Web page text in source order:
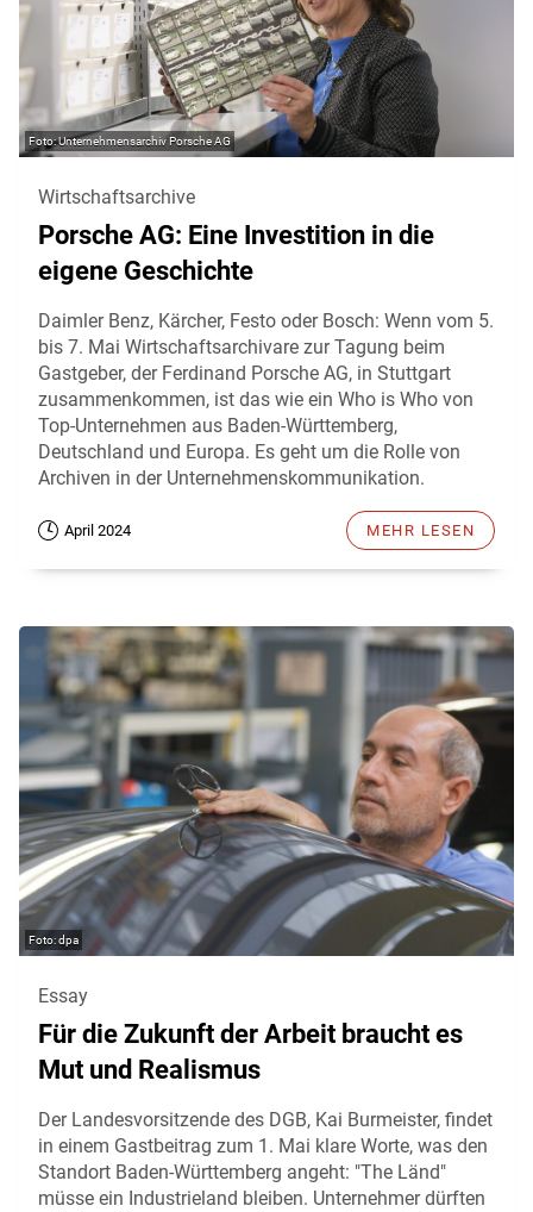
Unternehmensarchiv Porsche AG
Wirtschaftsarchive
Porsche AG: Eine Investition in die
eigene Geschichte
Daimler Benz, Kärcher, Festo oder Bosch: Wenn vom 5.
bis 7. Mai Wirtschaftsarchivare zur Tagung beim
Gastgeber, der Ferdinand Porsche AG, in Stuttgart
zusammenkommen, ist das wie ein Who is Who von
Top-Unternehmen aus Baden-Württemberg,
Deutschland und Europa. Es geht um die Rolle von
Archiven in der Unternehmenskommunikation.
April 2024 MEHR LESEN
dpa
Essay
Für die Zukunft der Arbeit braucht es
Mut und Realismus
Der Landesvorsitzende des DGB, Kai Burmeister, findet
in einem Gastbeitrag zum 1. Mai klare Worte, was den
Standort Baden-Württemberg angeht: "The Länd"
müsse ein Industrieland bleiben. Unternehmer dürften